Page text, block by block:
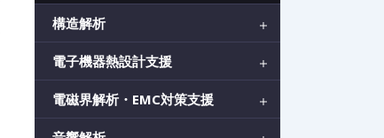
構造解析
電子機器熱設計支援
電磁界解析・EMC対策支援